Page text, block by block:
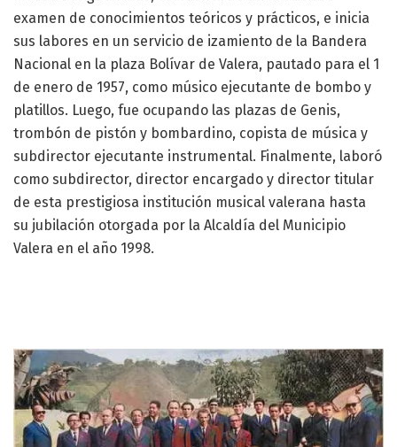
examen de conocimientos teóricos y prácticos, e inicia
sus labores en un servicio de izamiento de la Bandera
Nacional en la plaza Bolívar de Valera, pautado para el 1
de enero de 1957, como músico ejecutante de bombo y
platillos. Luego, fue ocupando las plazas de Genis,
trombón de pistón y bombardino, copista de música y
subdirector ejecutante instrumental. Finalmente, laboró
como subdirector, director encargado y director titular
de esta prestigiosa institución musical valerana hasta
su jubilación otorgada por la Alcaldía del Municipio
Valera en el año 1998.